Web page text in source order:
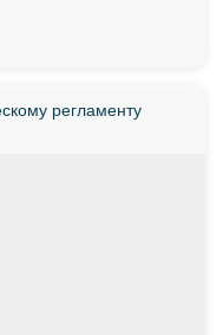
регламенту